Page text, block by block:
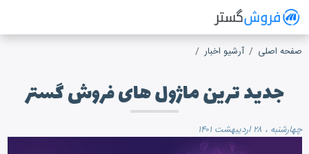
سیستم مدیریت فروش آنلاین
صفحه اصلی آرشیو اخبار
جدید ترین ماژول های فروش گستر
چهارشنبه ، ۲۸ اردیبهشت ۱۴۰۱